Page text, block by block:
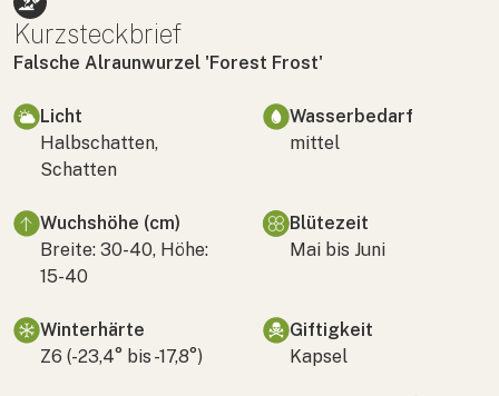
Kurzsteckbrief
Falsche Alraunwurzel 'Forest Frost'
Licht
Halbschatten,
Schatten
Wasserbedarf
mittel
Wuchshöhe (cm)
Breite: 30-40, Höhe:
15-40
Blütezeit
Mai bis Juni
Winterhärte
Z6 (-23,4° bis -17,8°)
Giftigkeit
Kapsel